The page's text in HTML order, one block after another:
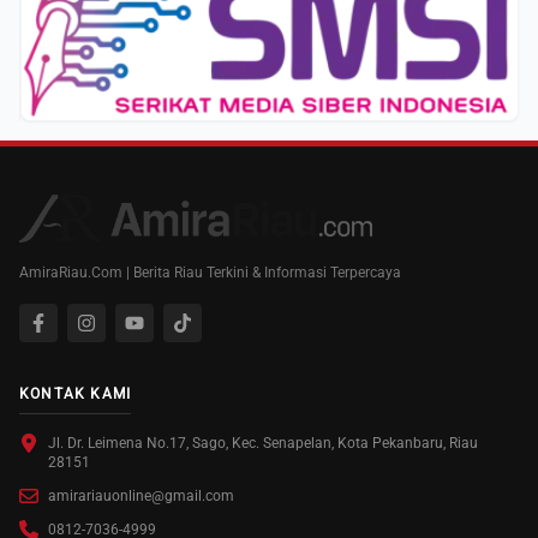
AmiraRiau.Com | Berita Riau Terkini & Informasi Terpercaya
KONTAK KAMI
Jl. Dr. Leimena No.17, Sago, Kec. Senapelan, Kota Pekanbaru, Riau
28151
amirariauonline@gmail.com
0812-7036-4999